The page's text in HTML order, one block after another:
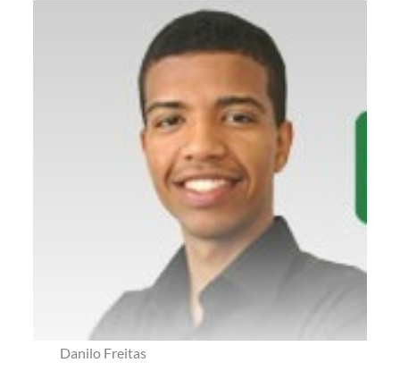
Danilo Freitas